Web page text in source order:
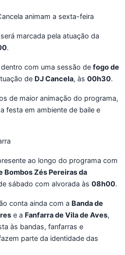
animam a sexta-feira
marcada pela atuação da
.
com uma sessão de fogo de
de DJ Cancela, às 00h30.
de maior animação do programa,
festa em ambiente de baile e
ao longo do programa com
Bombos Zés Pereiras da
sábado com alvorada às 08h00.
conta ainda com a Banda de
e a Fanfarra de Vila de Aves,
às bandas, fanfarras e
parte da identidade das